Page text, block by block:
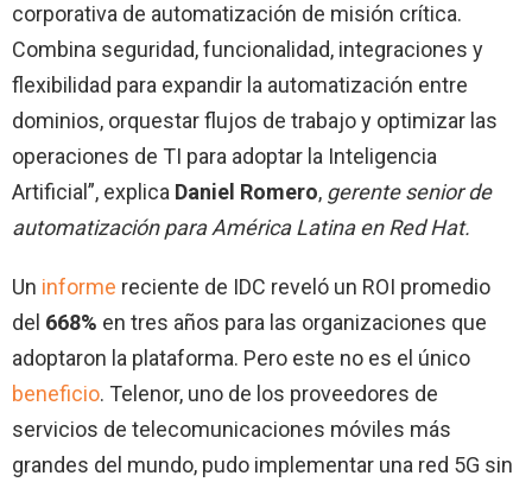
corporativa de automatización de misión crítica.
Combina seguridad, funcionalidad, integraciones y
flexibilidad para expandir la automatización entre
dominios, orquestar flujos de trabajo y optimizar las
operaciones de TI para adoptar la Inteligencia
Artificial”, explica Daniel Romero, gerente senior de
automatización para América Latina en Red Hat.
Un informe reciente de IDC reveló un ROI promedio
del 668% en tres años para las organizaciones que
adoptaron la plataforma. Pero este no es el único
beneficio. Telenor, uno de los proveedores de
servicios de telecomunicaciones móviles más
grandes del mundo, pudo implementar una red 5G sin